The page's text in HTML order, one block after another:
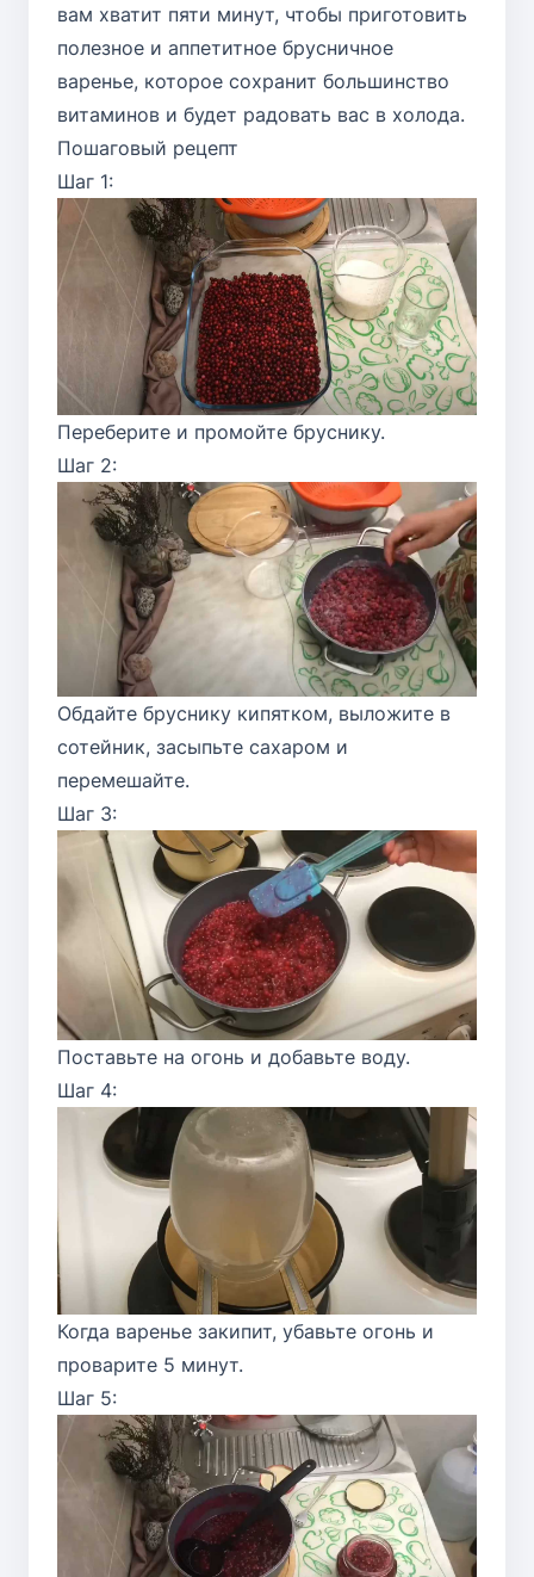
вам хватит пяти минут, чтобы приготовить
полезное и аппетитное брусничное
варенье, которое сохранит большинство
витаминов и будет радовать вас в холода.
Пошаговый рецепт
Шаг 1:
Переберите и промойте бруснику.
Шаг 2:
Обдайте бруснику кипятком, выложите в
сотейник, засыпьте сахаром и
перемешайте.
Шаг 3:
Поставьте на огонь и добавьте воду.
Шаг 4:
Когда варенье закипит, убавьте огонь и
проварите 5 минут.
Шаг 5: